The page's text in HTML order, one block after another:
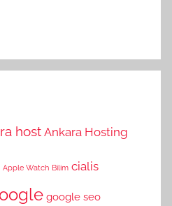
host Ankara Hosting
Apple Watch Bilim cialis
google seo